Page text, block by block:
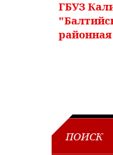
ГБУЗ
ПОИСК